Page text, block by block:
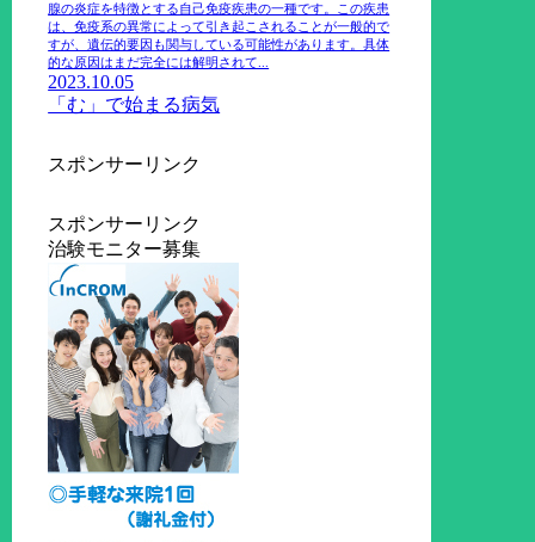
腺の炎症を特徴とする自己免疫疾患の一種です。この疾患
は、免疫系の異常によって引き起こされることが一般的で
すが、遺伝的要因も関与している可能性があります。具体
的な原因はまだ完全には解明されて...
2023.10.05
「む」で始まる病気
スポンサーリンク
スポンサーリンク
治験モニター募集